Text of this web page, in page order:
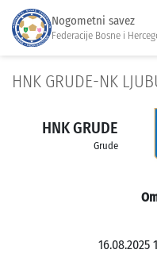
Nogometni savez
Federacije Bosne i
HNK GRUDE-NK
HNK GRUDE
Grude
16.08.2025